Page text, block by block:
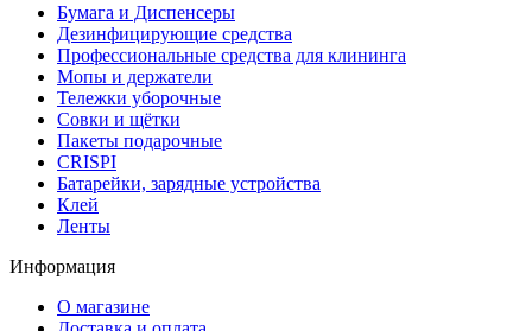
Бумага и Диспенсеры
Дезинфицирующие средства
Профессиональные средства для клининга
Мопы и держатели
Тележки уборочные
Совки и щётки
Пакеты подарочные
CRISPI
Батарейки, зарядные устройства
Клей
Ленты
Информация
О магазине